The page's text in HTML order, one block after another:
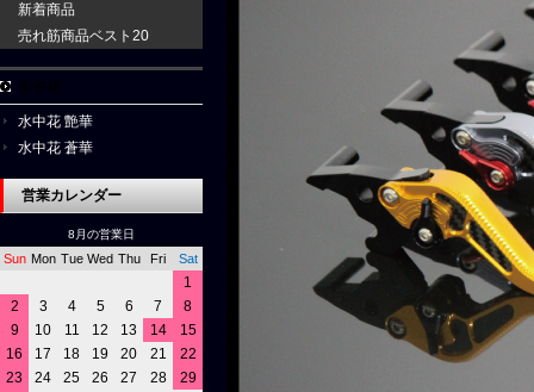
新着商品
売れ筋商品ベスト20
水中花 艶華
水中花 蒼華
営業カレンダー
8月の営業日
Sun Mon Tue Wed Thu Fri Sat
1
2
3 4 5 6 7
8
9
10 11 12 13 14
15
16
17 18 19 20 21
22
23
24 25 26 27 28
29